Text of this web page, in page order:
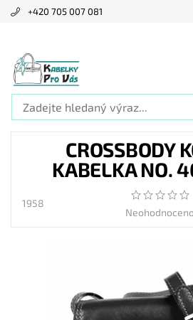
+420 705 007 081
CROSSBODY
KABELKA NO.
1958
Neohodnoceno